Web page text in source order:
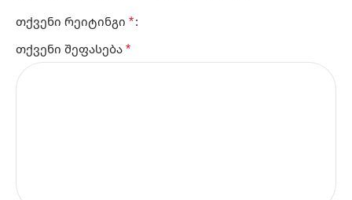
თქვენი რეიტინგი *
თქვენი შეფასება *